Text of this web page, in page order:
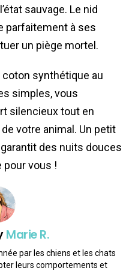
sauvage. Le nid
parfaitement à ses
un piège mortel.
synthétique au
simples, vous
silencieux tout en
votre animal. Un petit
des nuits douces
pour vous !
Marie R.
par les chiens et les chats
leurs comportements et